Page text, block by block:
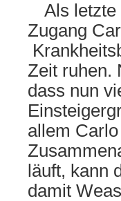
Als
Zugang
Zeit ruhen.
dass nun
allem
läuft, kann
damit